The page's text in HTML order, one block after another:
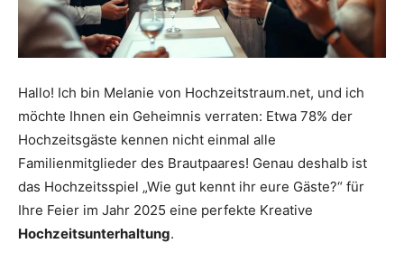
um
das
Thema
Hallo! Ich bin Melanie von Hochzeitstraum.net, und ich
möchte Ihnen ein Geheimnis verraten: Etwa 78% der
Hochzeitsgäste kennen nicht einmal alle
Familienmitglieder des Brautpaares! Genau deshalb ist
das Hochzeitsspiel „Wie gut kennt ihr eure Gäste?“ für
Ihre Feier im Jahr 2025 eine perfekte Kreative
Hochzeitsunterhaltung.